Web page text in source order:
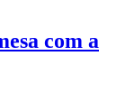
com a